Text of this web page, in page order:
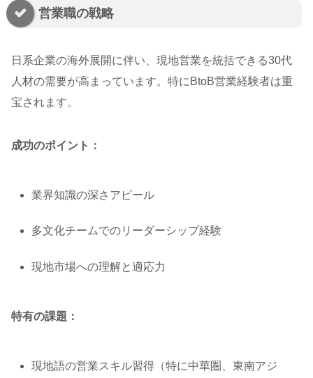
営業職の戦略
日系企業の海外展開に伴い、現地営業を統括できる30代
人材の需要が高まっています。特にBtoB営業経験者は重
宝されます。
成功のポイント：
業界知識の深さアピール
多文化チームでのリーダーシップ経験
現地市場への理解と適応力
特有の課題：
現地語の営業スキル習得（特に中華圏、東南アジ